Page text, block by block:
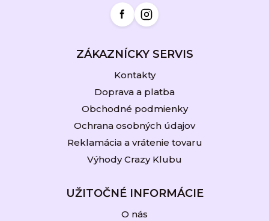
ZÁKAZNÍCKY SERVIS
Kontakty
Doprava a platba
Obchodné podmienky
Ochrana osobných údajov
Reklamácia a vrátenie tovaru
Výhody Crazy Klubu
UŽITOČNÉ INFORMÁCIE
O nás